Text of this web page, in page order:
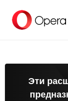
перейти
Эти